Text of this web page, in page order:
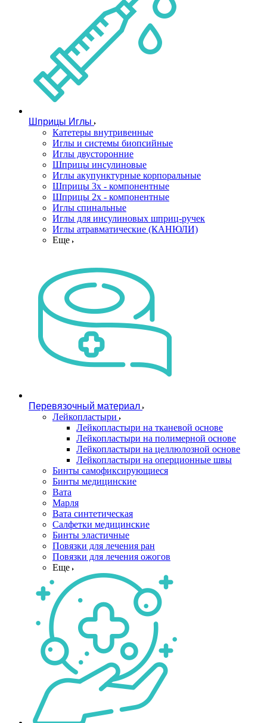
Шприцы Иглы
Катетеры внутривенные
Иглы и системы биопсийные
Иглы двусторонние
Шприцы инсулиновые
Иглы акупунктурные корпоральные
Шприцы 3х - компонентные
Шприцы 2х - компонентные
Иглы спинальные
Иглы для инсулиновых шприц-ручек
Иглы атравматические (КАНЮЛИ)
Еще
Перевязочный материал
Лейкопластыри
Лейкопластыри на тканевой основе
Лейкопластыри на полимерной основе
Лейкопластыри на целлюлозной основе
Лейкопластыри на оперционные швы
Бинты самофиксирующиеся
Бинты медицинские
Вата
Марля
Вата синтетическая
Салфетки медицинские
Бинты эластичные
Повязки для лечения ран
Повязки для лечения ожогов
Еще